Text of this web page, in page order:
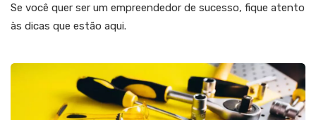
Se você quer ser um empreendedor de sucesso, fique atento
às dicas que estão aqui.